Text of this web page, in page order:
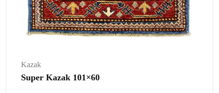
Kazak
Super Kazak 101×60